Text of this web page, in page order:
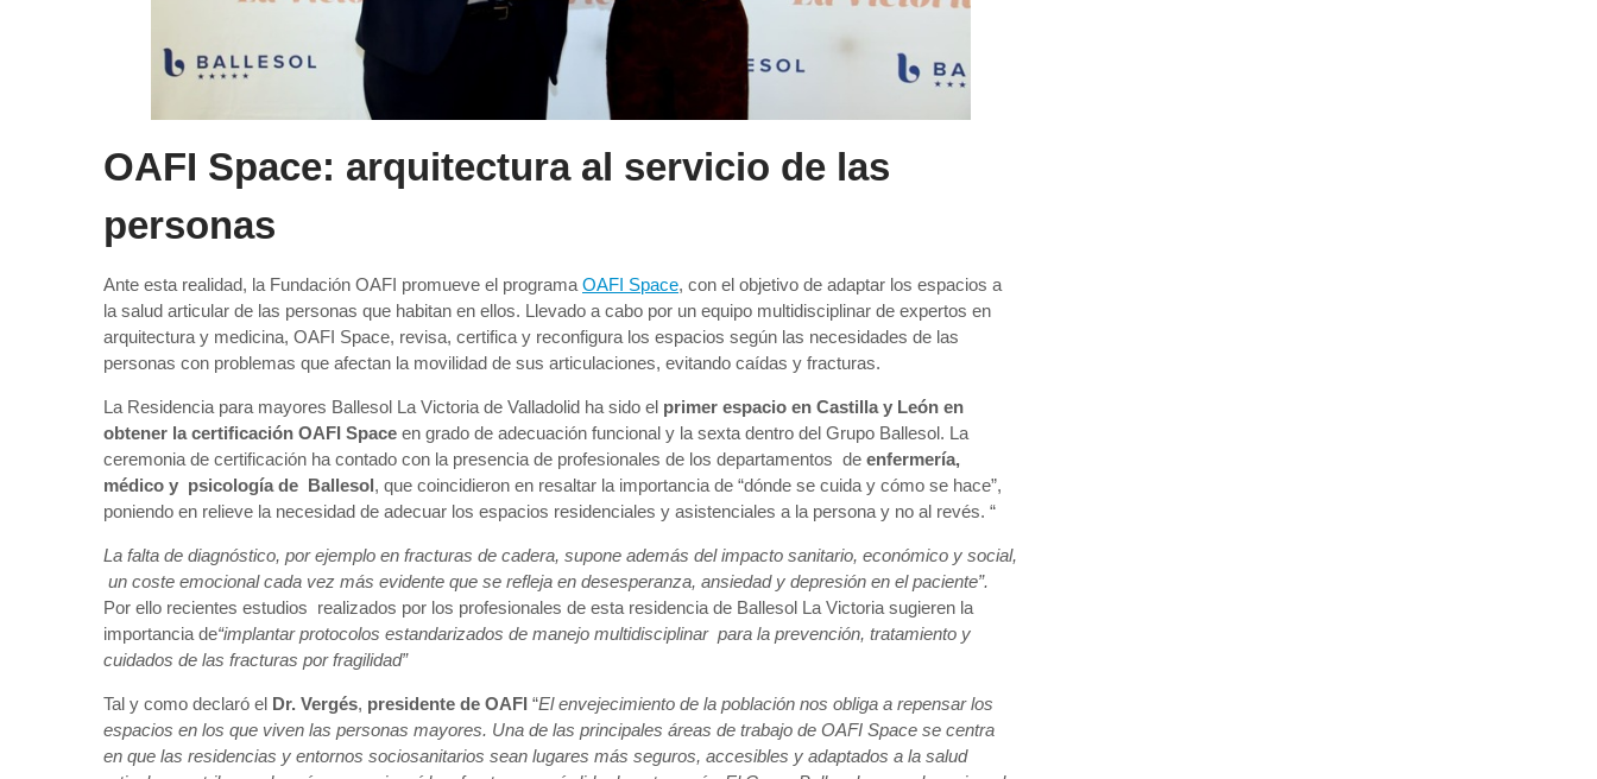
OAFI Space: arquitectura al servicio de las
personas
Ante esta realidad, la Fundación OAFI promueve el programa OAFI Space, con el objetivo de adaptar los espacios a
la salud articular de las personas que habitan en ellos. Llevado a cabo por un equipo multidisciplinar de expertos en
arquitectura y medicina, OAFI Space, revisa, certifica y reconfigura los espacios según las necesidades de las
personas con problemas que afectan la movilidad de sus articulaciones, evitando caídas y fracturas.
La Residencia para mayores Ballesol La Victoria de Valladolid ha sido el primer espacio en Castilla y León en
obtener la certificación OAFI Space en grado de adecuación funcional y la sexta dentro del Grupo Ballesol. La
ceremonia de certificación ha contado con la presencia de profesionales de los departamentos de enfermería,
médico y psicología de Ballesol, que coincidieron en resaltar la importancia de “dónde se cuida y cómo se hace”,
poniendo en relieve la necesidad de adecuar los espacios residenciales y asistenciales a la persona y no al revés. “
La falta de diagnóstico, por ejemplo en fracturas de cadera, supone además del impacto sanitario, económico y social,
un coste emocional cada vez más evidente que se refleja en desesperanza, ansiedad y depresión en el paciente”.
Por ello recientes estudios realizados por los profesionales de esta residencia de Ballesol La Victoria sugieren la
importancia de“implantar protocolos estandarizados de manejo multidisciplinar para la prevención, tratamiento y
cuidados de las fracturas por fragilidad”
Tal y como declaró el Dr. Vergés, presidente de OAFI “El envejecimiento de la población nos obliga a repensar los
espacios en los que viven las personas mayores. Una de las principales áreas de trabajo de OAFI Space se centra
en que las residencias y entornos sociosanitarios sean lugares más seguros, accesibles y adaptados a la salud